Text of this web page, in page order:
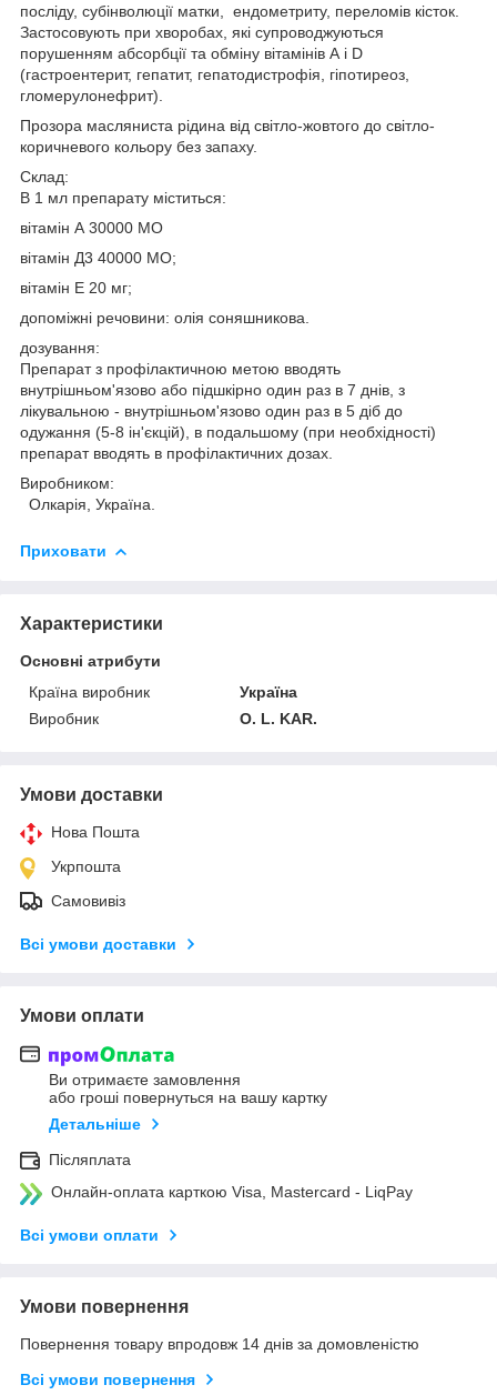
посліду, субінволюції матки, ендометриту, переломів кісток.
Застосовують при хворобах, які супроводжуються
порушенням абсорбції та обміну вітамінів А і D
(гастроентерит, гепатит, гепатодистрофія, гіпотиреоз,
гломерулонефрит).
Прозора масляниста рідина від світло-жовтого до світло-
коричневого кольору без запаху.
Склад:
В 1 мл препарату міститься:
вітамін А 30000 МО
вітамін Д3 40000 МО;
вітамін Е 20 мг;
допоміжні речовини: олія соняшникова.
дозування:
Препарат з профілактичною метою вводять
внутрішньом'язово або підшкірно один раз в 7 днів, з
лікувальною - внутрішньом'язово один раз в 5 діб до
одужання (5-8 ін'єкцій), в подальшому (при необхідності)
препарат вводять в профілактичних дозах.
Виробником:
Олкарія, Україна.
Приховати
Характеристики
Основні атрибути
Країна виробник
Україна
Виробник
O. L. KAR.
Умови доставки
Нова Пошта
Укрпошта
Самовивіз
Всі умови доставки
Умови оплати
Ви отримаєте замовлення
або гроші повернуться на вашу картку
Детальніше
Післяплата
Онлайн-оплата карткою Visa, Mastercard - LiqPay
Всі умови оплати
Умови повернення
Повернення товару впродовж 14 днів за домовленістю
Всі умови повернення